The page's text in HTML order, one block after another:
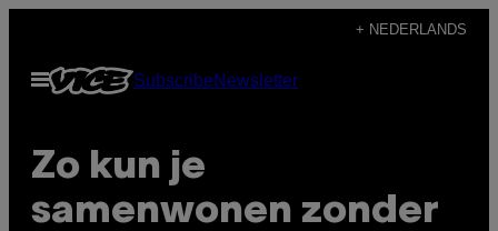
de
+ NEDERLANDS
Open
menu
SubscribeNewsletter
Zo kun je
samenwonen zonder